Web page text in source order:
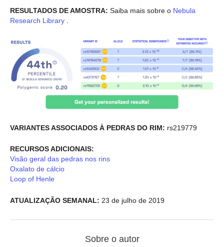
RESULTADOS DE AMOSTRA: Saiba mais sobre o Nebula
Research Library
VARIANTES ASSOCIADOS À PEDRAS DO RIM: rs219779
RECURSOS ADICIONAIS:
Visão geral das pedras nos rins
Oxalato de cálcio
Loop of Henle
ATUALIZAÇÃO SEMANAL: 23 de julho de 2019
Sobre o autor